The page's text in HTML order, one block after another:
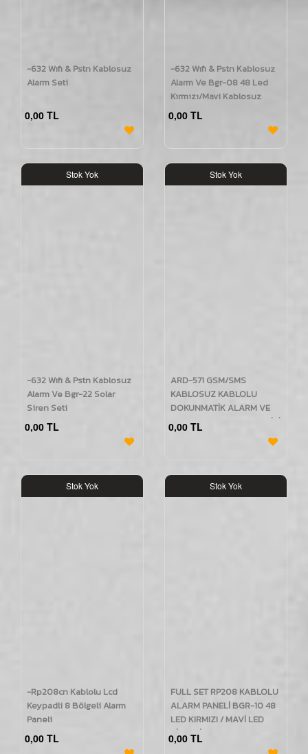
-632 Wıfı & Pstn Kablosuz
Alarm Seti
0,00 TL
-632 Wıfı & Pstn Kablosuz
Alarm Ve Bgr-08 48 Led
Kırmızı/Mavi Kablosuz
Harici Siren Seti
0,00 TL
Stok Yok
-632 Wıfı & Pstn Kablosuz
Alarm Ve Bgr-22 Solar
Siren Seti
0,00 TL
Stok Yok
ARD-571 GSM/SMS
KABLOSUZ KABLOLU
DOKUNMATİK ALARM VE
BGR-08 KABLOSUZ HARİCİ
SİREN SE
0,00 TL
Stok Yok
-Rp208cn Kablolu Lcd
Keypadli 8 Bölgeli Alarm
Paneli
0,00 TL
Stok Yok
FULL SET RP208 KABLOLU
ALARM PANELİ BGR-10 48
LED KIRMIZI / MAVİ LED
SİRENLİ ve IDO112
KUMANDALI
0,00 TL